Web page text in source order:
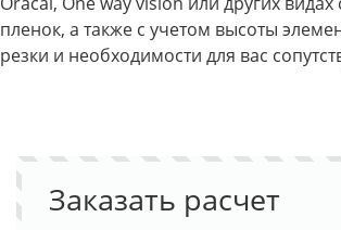
пленок, а также с учетом высоты
резки и необходимости для вас
Заказать расчет